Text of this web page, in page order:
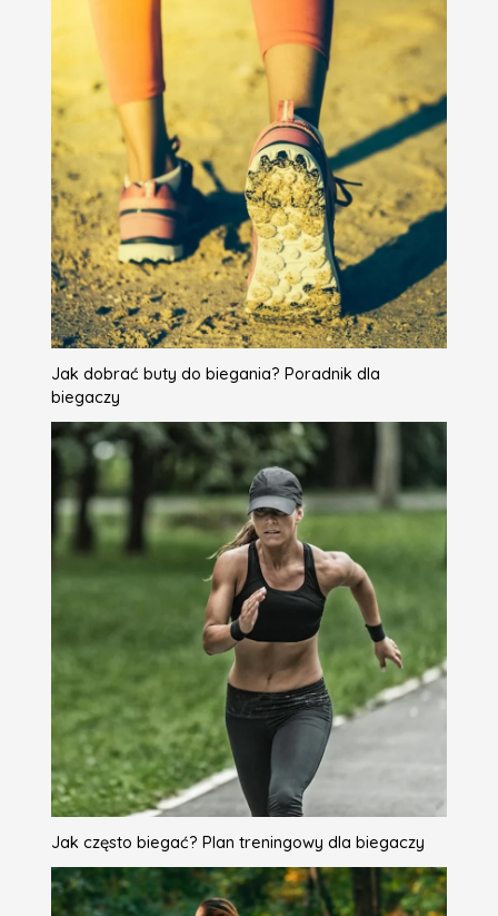
Jak dobrać buty do biegania? Poradnik dla
biegaczy
Jak często biegać? Plan treningowy dla biegaczy